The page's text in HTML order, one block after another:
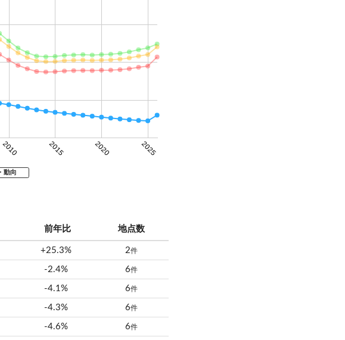
2010 2015 2020 2025
動向
前年比 地点数
+25.3% 2件
-2.4% 6件
-4.1% 6件
-4.3% 6件
-4.6% 6件